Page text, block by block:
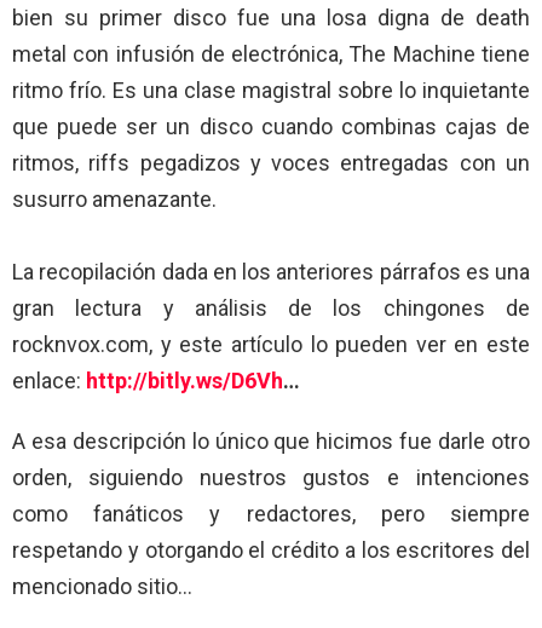
bien su primer disco fue una losa digna de death
metal con infusión de electrónica, The Machine tiene
ritmo frío. Es una clase magistral sobre lo inquietante
que puede ser un disco cuando combinas cajas de
ritmos, riffs pegadizos y voces entregadas con un
susurro amenazante.
La recopilación dada en los anteriores párrafos es una
gran lectura y análisis de los chingones de
rocknvox.com, y este artículo lo pueden ver en este
enlace: http://bitly.ws/D6Vh…
A esa descripción lo único que hicimos fue darle otro
orden, siguiendo nuestros gustos e intenciones
como fanáticos y redactores, pero siempre
respetando y otorgando el crédito a los escritores del
mencionado sitio…